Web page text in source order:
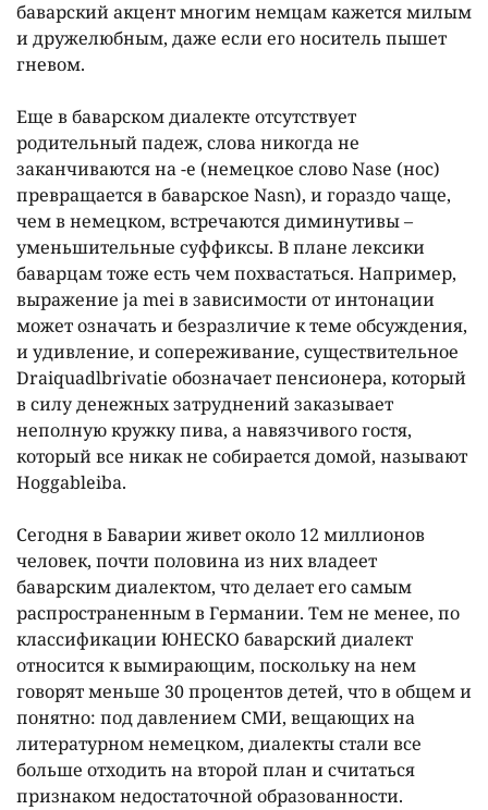
баварский акцент многим немцам кажется милым
и дружелюбным, даже если его носитель пышет
гневом.
Еще в баварском диалекте отсутствует
родительный падеж, слова никогда не
заканчиваются на -e (немецкое слово Nase (нос)
превращается в баварское Nasn), и гораздо чаще,
чем в немецком, встречаются диминутивы –
уменьшительные суффиксы. В плане лексики
баварцам тоже есть чем похвастаться. Например,
выражение ja mei в зависимости от интонации
может означать и безразличие к теме обсуждения,
и удивление, и сопереживание, существительное
Draiquadlbrivatie обозначает пенсионера, который
в силу денежных затруднений заказывает
неполную кружку пива, а навязчивого гостя,
который все никак не собирается домой, называют
Hoggableiba.
Сегодня в Баварии живет около 12 миллионов
человек, почти половина из них владеет
баварским диалектом, что делает его самым
распространенным в Германии. Тем не менее, по
классификации ЮНЕСКО баварский диалект
относится к вымирающим, поскольку на нем
говорят меньше 30 процентов детей, что в общем и
понятно: под давлением СМИ, вещающих на
литературном немецком, диалекты стали все
больше отходить на второй план и считаться
признаком недостаточной образованности.